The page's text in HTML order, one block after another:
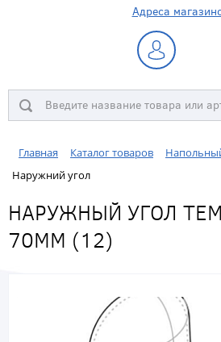
Адреса
Главная Каталог товаров
Наружний угол
НАРУЖНЫЙ УГОЛ
70ММ (12)